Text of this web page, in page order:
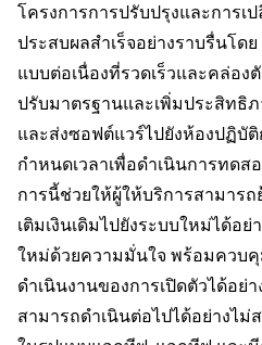
โครงการการปรับปรุงและการเ
ประสบผลสำเร็จอย่างราบรื่นโด
แบบต่อเนื่องที่รวดเร็วและคล่อ
ปรับมาตรฐานและเพิ่มประสิทธิ
และส่งซอฟต์แวร์ไปยังห้องปฏิบัติ
กำหนดเวลาเพื่อดำเนินการทดส
การนี้ช่วยให้ผู้ให้บริการสามาร
เติมเงินเดิมไปยังระบบใหม่ได้อ
ใหม่ด้วยความมั่นใจ พร้อมควบ
ดำเนินงานของการเปิดตัวได้อย่
สามารถดำเนินต่อไปได้อย่างไม่